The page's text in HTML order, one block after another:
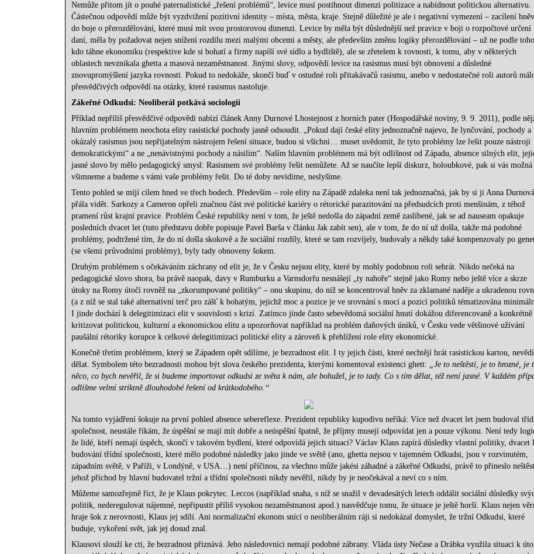
Nemůže přitom jít o pouhé paternalistické „řešení problémů“, levice musí postihnout dimenzi politizace a nabídnout politickou alternativu.
Částečnou odpovědí může být vyzdvižení pozitivní identity – místa, města, kraje. Stejně důležité je ale i negativní vymezení – zacílení
do boje o přerozdělování, které musí mít svou prostorovou dimenzi. Levice by měla být důslednější než pravice v boji o rozpočtové určení
daní, měla by požadovat nejen snížení rozdílu mezi malými obcemi a městy, ale především změnu logiky přerozdělování – už ne podle
kdo táhne ekonomiku (respektive kde si bohatí a firmy napíší své sídlo a bydliště), ale se zřetelem k rovnosti, k tomu, aby v některých
oblastech nevznikala ghetta a masová nezaměstnanost. Jinými slovy, odpovědí levice na rasismus musí být obnovení a důsledné
znovupromýšlení jazyka rovnosti. Pokud to nedokáže, skončí buď v ostudné roli přitakávačů rasismu, anebo v nedostatečné roli autorů
přesvědčivých odpovědí na otázky, které rasismus nastoluje.
Zákeřné Odkudsi: Neoliberál potkává sociologii
Příklad nepříliš přesvědčivé odpovědi nabízí článek Anny Durnové Lhostejnost z horních pater (Hospodářské noviny, 9. 9. 2011), podle
hlavním problémem neochota elity rasistické pochody jasně odsoudit. „Pokud dají české elity jednoznačně najevo, že lynčování, pochody a
okázalý rasismus jsou nepřijatelným nástrojem řešení situace, budou si všichni… muset uvědomit, že tyto problémy lze řešit pouze nástroji
demokratickými“ a ne „nenávistnými pochody a násilím“. Naším hlavním problémem má být odlišnost od Západu, absence silných elit,
jasné slovo by mělo pedagogický smysl: Rasismem své problémy řešit nemůžete. Až se naučíte lepší diskurz, holoubkové, pak si vás možná
všimneme a budeme s vámi vaše problémy řešit. Do té doby nevidíme, neslyšíme.
Tento pohled se míjí cílem hned ve třech bodech. Především – role elity na Západě zdaleka není tak jednoznačná, jak by si ji Anna Durnová
přála vidět. Sarkozy a Cameron opřeli značnou část své politické kariéry o rétorické parazitování na předsudcích proti menšinám, z téhož
pramení růst krajní pravice. Problém České republiky není v tom, že ještě nedošla do západní země zaslíbené, jak se ad nauseam opakuje
posledních dvacet let (tuto představu dobře popisuje Pavel Barša v článku Jak zabít sen), ale v tom, že do ní už došla, takže má podobné
problémy, podtržené tím, že do ní došla skokově a že sociální rozdíly, které se tam rozvíjely, budovaly a někdy také kompenzovaly po
(se všemi průvodními problémy), byly tady obnoveny šokem.
Druhým problémem s očekáváním záchrany od elit je, že v Česku nejsou elity, které by mohly podobnou roli sehrát. Nikdo nečeká na
pedagogické slovo shora, ba právě naopak, davy v Rumburku a Varnsdorfu nesnášejí „ty nahoře“ stejně jako Romy nebo ještě více a skrze
útoky na Romy útočí rovněž na „zkorumpované politiky“ – onu skupinu, do níž se koncentroval hněv za zklamané naděje a ukradenou
(a z níž se stal také alternativní terč pro zášť k bohatým, jejichž moc a pozice je ve srovnání s mocí a pozicí politiků tématizována
I jinde dochází k delegitimizaci elit v souvislosti s krizí. Zatímco jinde často sebevědomá sociální hnutí dokážou diferencovaně a konkrétně
kritizovat politickou, kulturní a ekonomickou elitu a upozorňovat například na problém daňových úniků, v Česku vede většinové užívání
paušální rétoriky korupce k celkové delegitimizaci politické elity a zároveň k přehlížení role elity ekonomické.
Konečně třetím problémem, který se Západem opět sdílíme, je bezradnost elit. I ty jejich části, které nechtějí hrát rasistickou kartou,
dělat. Symbolem této bezradnosti mohou být slova českého prezidenta, kterými komentoval existenci ghett: „Je to neštěstí, je to hrozné, je
něco, co bych nevěřil, že si budeme importovat odkudsi ze světa k nám, ale bohužel, je to tady. Co s tím dělat, též není jasné. V každém
odlišme velmi striktně dlouhodobé řešení od krátkodobého.“
Na tomto vyjádření šokuje na první pohled absence sebereflexe. Prezident republiky kupodivu neříká: Více než dvacet let jsem budoval
společnost, neustále říkám, že úspěšní se mají mít dobře a neúspěšní špatně, že příjmy musejí odpovídat jen a pouze výkonu. Není tedy
že lidé, kteří nemají úspěch, skončí v takovém bydlení, které odpovídá jejich situaci? Václav Klaus zapírá důsledky vlastní politiky, dvacet
budování třídní společnosti, které mělo podobné následky jako jinde ve světě (ano, ghetta nejsou v tajemném Odkudsi, jsou v rozvinutém,
západním světě, v Paříži, v Londýně, v USA…) není příčinou, za všechno může jakési záhadné a zákeřné Odkudsi, právě to přineslo
jehož příchod by hlavní budovatel tržní a třídní společnosti nikdy nevěřil, nikdy by je neočekával a neví co s ním.
Můžeme samozřejmě říct, že je Klaus pokrytec. Leccos (například snaha, s níž se snažil v devadesátých letech oddálit sociální důsledky
politik, nederegulovat nájemné, nepřipustit příliš vysokou nezaměstnanost apod.) nasvědčuje tomu, že situace je ještě horší. Klaus nejen
hraje šok z nerovnosti, Klaus jej sdílí. Ani normalizační ekonom snící o neoliberálním ráji si nedokázal domyslet, že tržní Odkudsi, které
buduje, vykoření svět, jak jej dosud znal.
Klausovi slouží ke cti, že bezradnost přiznává. Jeho následovníci nemají podobné zábrany. Vláda ústy Nečase a Drábka využila situaci k